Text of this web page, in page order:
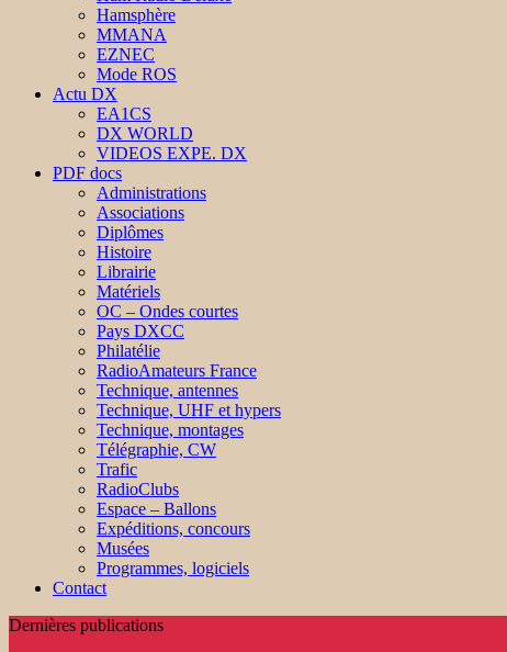
Hamsphère
MMANA
EZNEC
Mode ROS
Actu DX
EA1CS
DX WORLD
VIDEOS EXPE. DX
PDF docs
Administrations
Associations
Diplômes
Histoire
Librairie
Matériels
OC – Ondes courtes
Pays DXCC
Philatélie
RadioAmateurs France
Technique, antennes
Technique, UHF et hypers
Technique, montages
Télégraphie, CW
Trafic
RadioClubs
Espace – Ballons
Expéditions, concours
Musées
Programmes, logiciels
Contact
Dernières publications